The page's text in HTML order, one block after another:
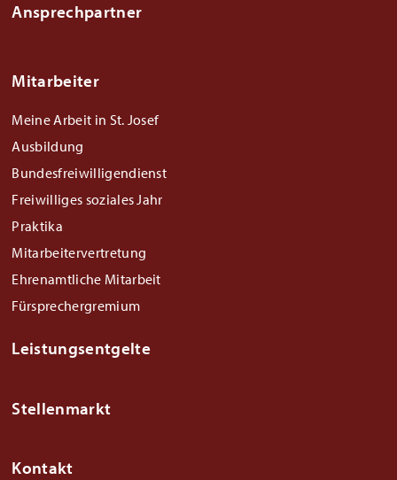
Ansprechpartner
Mitarbeiter
Meine Arbeit in St. Josef
Ausbildung
Bundesfreiwilligendienst
Freiwilliges soziales Jahr
Praktika
Mitarbeitervertretung
Ehrenamtliche Mitarbeit
Fürsprechergremium
Leistungsentgelte
Stellenmarkt
Kontakt